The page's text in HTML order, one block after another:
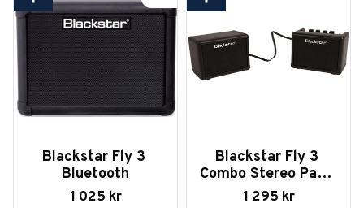
Blackstar Fly 3
Bluetooth
1 025 kr
Blackstar Fly 3
Combo Stereo Pack
- Black
1 295 kr